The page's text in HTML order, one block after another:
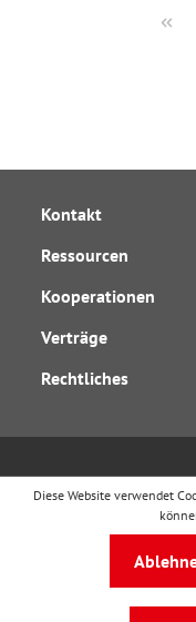
Kontakt
Ressourcen
Kooperationen
Verträge
Rechtliches
wbv Publikationist
Auf dem Esch 4 ·
Diese Website verwendet